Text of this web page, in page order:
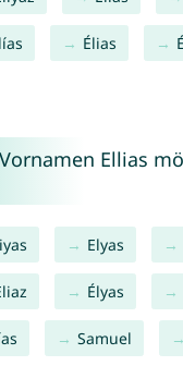
Élias
Ellias
Elyas
Élyas
Samuel